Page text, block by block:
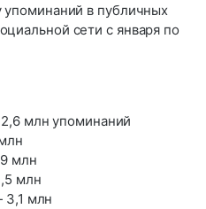
в публичных
сети с января по
млн упоминаний
млн
млн
3,1 млн